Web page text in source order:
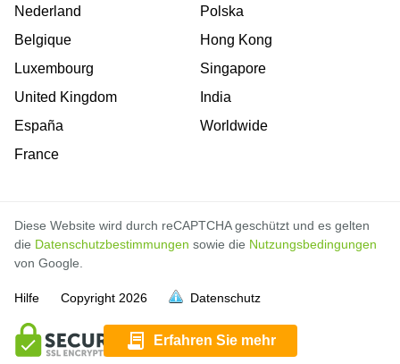
Erfahren Sie mehr
voll
voll
voll
voll
voll
voll
voll
voll
voll
voll
voll
voll
voll
voll
voll
voll
voll
voll
voll
Nederland
Belgique
Luxembourg
United Kingdom
España
France
Polska
Hong Kong
Singapore
India
Worldwide
Diese Website wird durch reCAPTCHA geschützt und es gelten
die Datenschutzbestimmungen sowie die Nutzungsbedingungen
von Google.
Hilfe Copyright 2026 Datenschutz